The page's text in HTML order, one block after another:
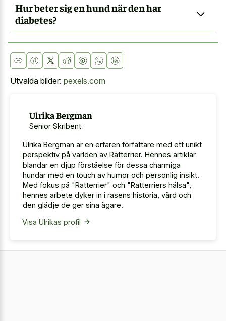
Hur beter sig en hund när den har
diabetes?
Utvalda bilder: pexels.com
Ulrika Bergman
Senior Skribent
Ulrika Bergman är en erfaren författare med ett unikt
perspektiv på världen av Ratterrier. Hennes artiklar
blandar en djup förståelse för dessa charmiga
hundar med en touch av humor och personlig insikt.
Med fokus på "Ratterrier" och "Ratterriers hälsa",
hennes arbete dyker in i rasens historia, vård och
den glädje de ger sina ägare.
Visa Ulrikas profil